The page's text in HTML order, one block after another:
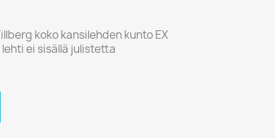
koko kansilehden kunto EX
lehti ei sisällä julistetta